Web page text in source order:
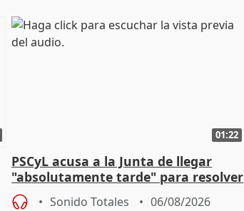
01:22
PSCyL acusa a la Junta de llegar
"absolutamente tarde" para resolver
problemas como Newcastle
Sonido Totales 06/08/2026